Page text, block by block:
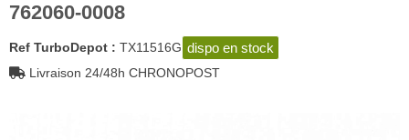
762060-0008
Ref TurboDepot : TX11516G dispo en stock
Livraison 24/48h CHRONOPOST